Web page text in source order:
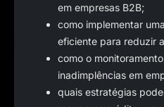
em empresas B2B;
como implementar
eficiente para reduzir
como o
inadimplências em
quais estratégias